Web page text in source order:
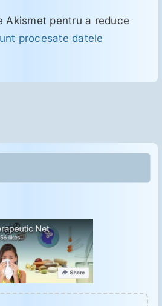
Akismet pentru a reduce
procesate datele